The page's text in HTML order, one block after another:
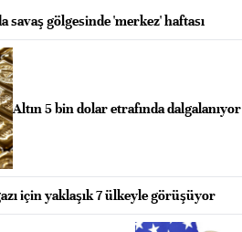
savaş gölgesinde 'merkez' haftası
Altın 5 bin dolar etrafında dalgalanıyor
için yaklaşık 7 ülkeyle görüşüyor